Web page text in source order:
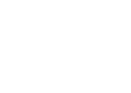
en om ons verkeer te analyseren.
reclame en analyse. Partners kunnen
tijdens uw gebruik van hun